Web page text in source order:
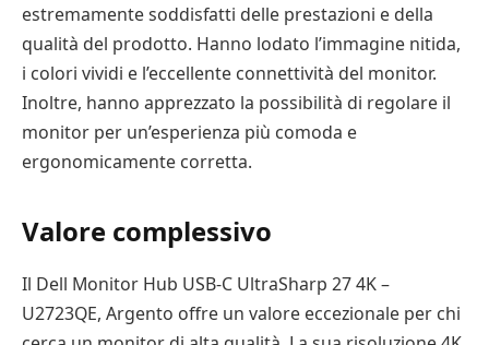
estremamente soddisfatti delle prestazioni e della
qualità del prodotto. Hanno lodato l’immagine nitida,
i colori vividi e l’eccellente connettività del monitor.
Inoltre, hanno apprezzato la possibilità di regolare il
monitor per un’esperienza più comoda e
ergonomicamente corretta.
Valore complessivo
Il Dell Monitor Hub USB-C UltraSharp 27 4K –
U2723QE, Argento offre un valore eccezionale per chi